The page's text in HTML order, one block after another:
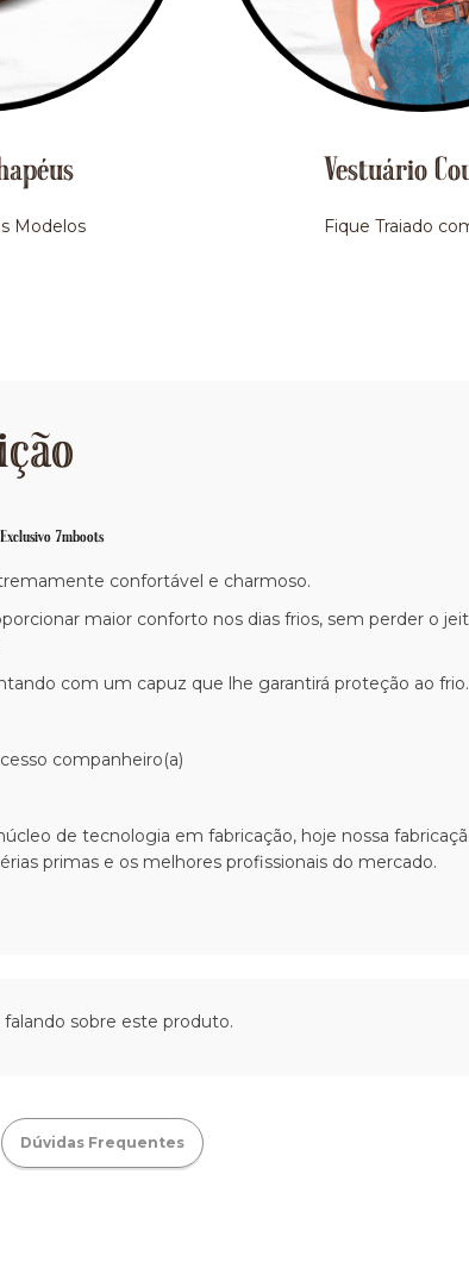
Modelos
Vestuário
Fique Traiado
7mboots
confortável e charmoso.
maior conforto nos dias frios, sem perder o
com um capuz que lhe garantirá proteção ao frio.
companheiro(a)
de tecnologia em fabricação, hoje nossa
primas e os melhores profissionais do mercado.
sobre este produto.
Dúvidas Frequentes